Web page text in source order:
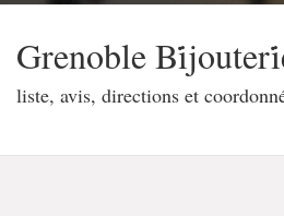
Grenoble
liste, avis, directions et